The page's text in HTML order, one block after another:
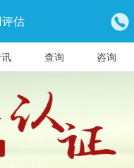
估
查询 咨询